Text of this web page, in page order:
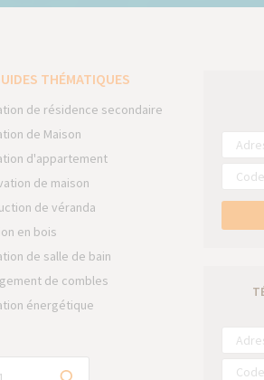
THÉMATIQUES
de résidence secondaire
de Maison
d'appartement
de maison
de véranda
en bois
de salle de bain
de combles
énergétique